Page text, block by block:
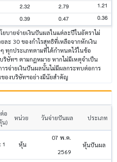
2.32 2.79 1.21
0.39 0.47 0.36
บายจ่ายเงินปันผลในแต่ละปีในอัตราไม่
ละ 30 ของกำไรสุทธิที่เหลือจากหักเงิน
ทุกประเภทตามที่ได้กำหนดไว้ในข้อ
ริษัทฯ ตามกฎหมาย หากไม่มีเหตุจำเป็น
รจ่ายเงินปันผลนั้นไม่มีผลกระทบต่อการ
ของบริษัทฯอย่างมีนัยสำคัญ
อ
น)
หน่วย วันจ่ายปันผล ประเภท
1 หุ้น
07 พ.ค.
2569
หุ้นปันผล